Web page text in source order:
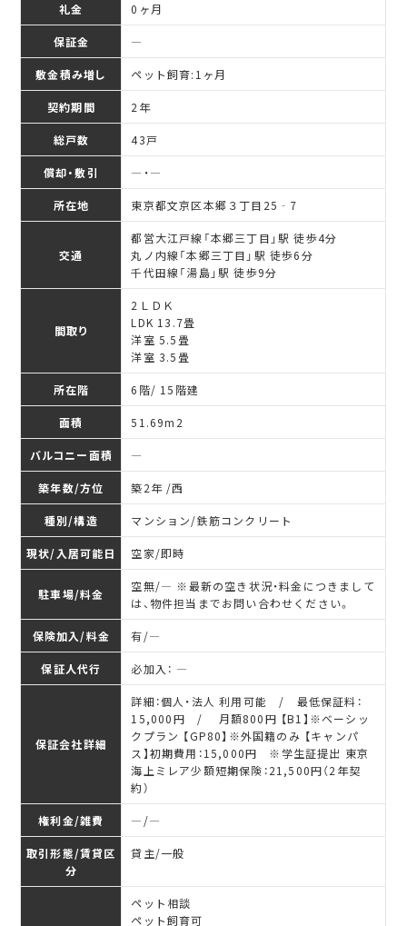
礼金 0ヶ月
保証金 ―
敷金積み増し ペット飼育:1ヶ月
契約期間 2年
総戸数 43戸
償却・敷引 ―・―
所在地 東京都文京区本郷３丁目25‐7
交通
都営大江戸線「本郷三丁目」駅 徒歩4分
丸ノ内線「本郷三丁目」駅 徒歩6分
千代田線「湯島」駅 徒歩9分
間取り
2ＬＤＫ
LDK 13.7畳
洋室 5.5畳
洋室 3.5畳
所在階 6階/ 15階建
面積 51.69m 2
バルコニー面積 ―
築年数/方位 築2年 /西
種別/構造 マンション/鉄筋コンクリート
現状/入居可能日 空家/即時
駐車場/料金
空無/― ※最新の空き状況・料金につきまして
は、物件担当までお問い合わせください。
保険加入/料金 有/―
保証人代行 必加入： ―
保証会社詳細
詳細：個人・法人 利用可能 / 最低保証料：
15,000円 / 月額800円 【B1】※ベーシッ
クプラン 【GP80】※外国籍のみ 【キャンパ
ス】初期費用：15,000円 ※学生証提出 東京
海上ミレア少額短期保険：21,500円（2年契
約）
権利金/雑費 ―/―
取引形態/賃貸区
分
貸主/一般
ペット相談
ペット飼育可